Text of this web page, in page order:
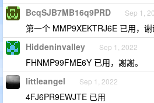
BcqSJB7MB16q9PRD Sep 1,
第一个 MMP9XEKTRJ6E 已用，
Hiddeninvalley Sep 1, 2022
FHNMP99FME6Y 已用，謝謝。
littleangel Sep 1, 2022
4FJ6PR9EWJTE 已用